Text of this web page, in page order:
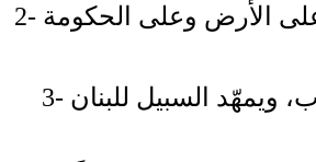
2- بتذكيره بالقرارين 1559 و1680، يضمن القرار 1701 أيضاً فك ارتباط لبنان بمحور دمشق- طهران، وإنهاء نفوذه على الأرض وعلى الحكومة
3- إنّ فك الارتباط بالمحور الإيراني ـ السوري يسمح للحكومة في بيروت بسلوك سياسة اعتدال وانفتاح على الغرب، ويمهّد السبيل للبنان